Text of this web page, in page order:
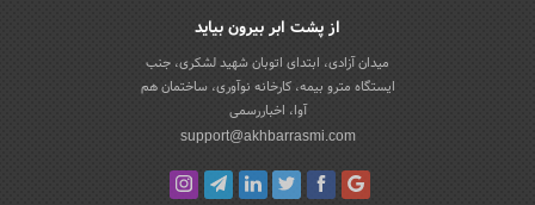
از پشت ابر بیرون بیاید
میدان آزادی، ابتدای اتوبان شهید لشکری، جنب
ایستگاه مترو بیمه، کارخانه نوآوری، ساختمان هم
آوا، اخباررسمی
support@akhbarrasmi.com